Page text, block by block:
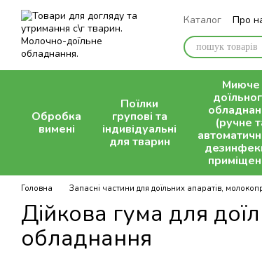
Перейти до основного контенту
Каталог Про
Контактна
Обробка
вимені
Поїлки
групові та
індивідуальні
для тварин
Миюче
(ручне
Головна Запасні частини для доїльних апаратів,
Дійкова гума для
обладнання